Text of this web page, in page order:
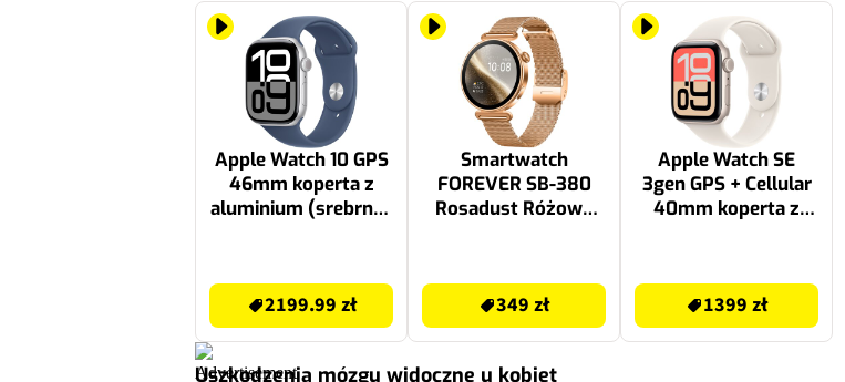
Apple Watch 10 GPS
46mm koperta z
aluminium (srebrny)
2199.99 zł
Smartwatch
FOREVER SB-380
Rosadust Różowe
349 zł
Apple Watch SE
3gen GPS + Cellular
40mm koperta z
poświata) + pasek
sportowy rozmiar
M/L (księżycowa
1399 zł
Uszkodzenia mózgu widoczne u kobiet